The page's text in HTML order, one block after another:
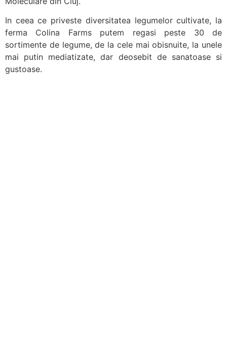
In ceea ce priveste diversitatea legumelor cultivate, la
ferma Colina Farms putem regasi peste 30 de
sortimente de legume, de la cele mai obisnuite, la unele
mai putin mediatizate, dar deosebit de sanatoase si
gustoase.